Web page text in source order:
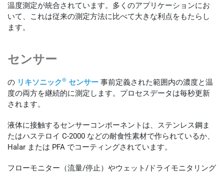
温度測定が統合されています。多くのアプリケーションにお
いて、これは従来の測定方法に比べて大きな利点をもたらし
ます。
センサー
の リキソニック® センサー 事前定義された範囲内の濃度と温
度の両方を継続的に測定します。プロセスデータは毎秒更新
されます。
液体に接触するセンサーコンポーネントは、ステンレス鋼ま
たはハステロイ C-2000 などの耐食性素材で作られているか、
Halar または PFA でコーティングされています。
フローモニター（流量/停止）やウェット/ドライモニタリング